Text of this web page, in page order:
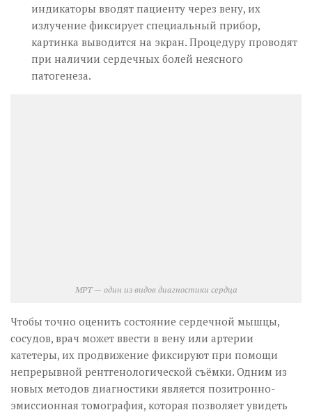
индикаторы вводят пациенту через вену, их
излучение фиксирует специальный прибор,
картинка выводится на экран. Процедуру проводят
при наличии сердечных болей неясного
патогенеза.
МРТ — один из видов диагностики сердца
Чтобы точно оценить состояние сердечной мышцы,
сосудов, врач может ввести в вену или артерии
катетеры, их продвижение фиксируют при помощи
непрерывной рентгенологической съёмки. Одним из
новых методов диагностики является позитронно-
эмиссионная томография, которая позволяет увидеть